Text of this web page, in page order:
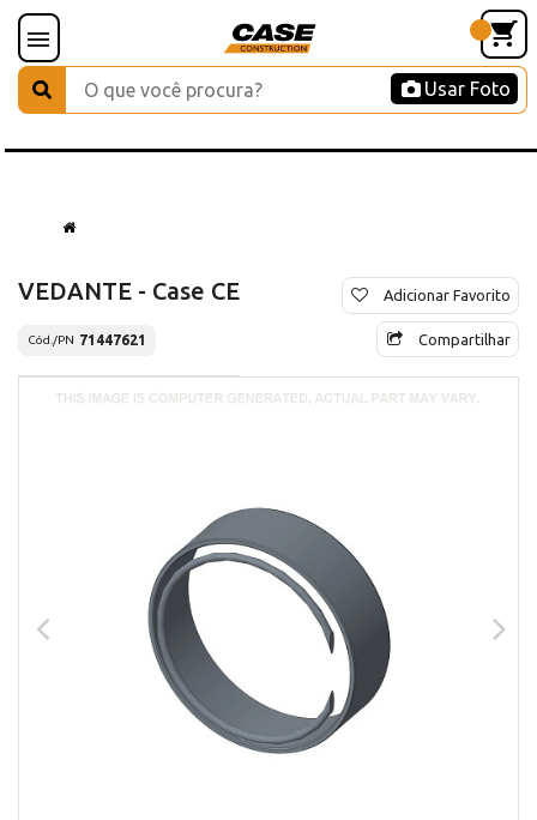
Usar Foto
VEDANTE - Case CE
Cód./PN 71447621
Adicionar Favorito
Compartilhar